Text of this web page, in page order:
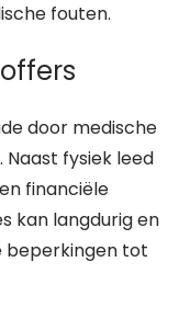
fouten.
door medische
fysiek leed
financiële
kan langdurig en
beperkingen tot